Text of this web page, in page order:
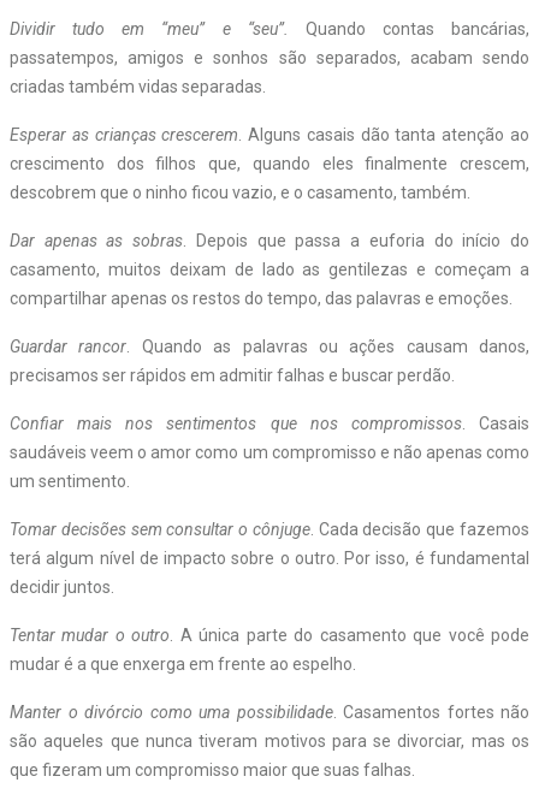
Dividir tudo em “meu” e “seu”.
Quando contas bancárias,
passatempos, amigos e sonhos são separados, acabam sendo
criadas também vidas separadas.
Esperar as crianças crescerem . Alguns casais dão tanta atenção ao
crescimento dos filhos que, quando eles finalmente crescem,
descobrem que o ninho ficou vazio, e o casamento, também.
Dar apenas as sobras . Depois que passa a euforia do início do
casamento, muitos deixam de lado as gentilezas e começam a
compartilhar apenas os restos do tempo, das palavras e emoções.
Guardar rancor . Quando as palavras ou ações causam danos,
precisamos ser rápidos em admitir falhas e buscar perdão.
Confiar mais nos sentimentos que nos compromissos. Casais
saudáveis veem o amor como um compromisso e não apenas como
um sentimento.
Tomar decisões sem consultar o cônjuge. Cada decisão que fazemos
terá algum nível de impacto sobre o outro. Por isso, é fundamental
decidir juntos.
Tentar mudar o outro . A única parte do casamento que você pode
mudar é a que enxerga em frente ao espelho.
Manter o divórcio como uma possibilidade. Casamentos fortes não
são aqueles que nunca tiveram motivos para se divorciar, mas os
que fizeram um compromisso maior que suas falhas.